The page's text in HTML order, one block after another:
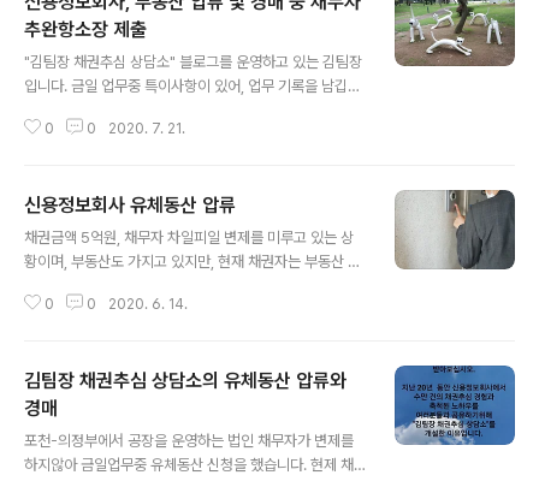
추완항소장 제출
"김팀장 채권추심 상담소" 블로그를 운영하고 있는 김팀장
입니다. 금일 업무중 특이사항이 있어, 업무 기록을 남깁니
산 아파트 압류 및 경매 진행중 채무자가 추완항소장을 제
한 사정으로 항소를 하지 못한경우, 채무자가 항소인(피고)
이 되고 채권자는 피항소인(원고)이 되어 채무자 요청으로
소재기 진행이 되는 소송을 말합니다. 공시판결난 판결문
반듯이 추완항소장을 제출해야 합니다! 추완항소는 상황에
0 0 2020. 7. 21.
신용정보회사 유체동산 압류
채권금액 5억원, 채무자 차일피일 변제를 미루고 있는 상
황이며, 부동산도 가지고 있지만, 현재 채권자는 부동산 강
는 상황에서 "김팀장 채권추심 상담소"의 김팀장은 상대적
황이며, 채무가 많은 상황입니다. 김팀장은 제휴법무사를
통해 모든 법진행을 하고 싶었지만, 채권자는 현재 단돈 만
원이라도 아껴야 하는 상황이라 현재 채무자 상황에 맞게
최소비용으로 최대효과를 낼 수 있는 유체동산 압류를 하
0 0 2020. 6. 14.
김팀장 채권추심 상담소의 유체동산 압류와
경매
포천-의정부에서 공장을 운영하는 법인 채무자가 변제를
하지않아 금일업무중 유체동산 신청을 했습니다. 현제 채